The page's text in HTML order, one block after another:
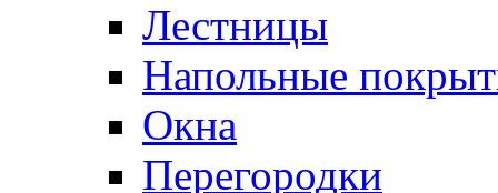
Лестницы
Напольные
Окна
Перегородки